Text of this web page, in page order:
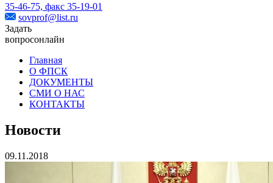
35-46-75, факс 35-19-01
sovprof@list.ru
Задать
вопросонлайн
Главная
О ФПСК
ДОКУМЕНТЫ
СМИ О НАС
КОНТАКТЫ
Новости
09.11.2018